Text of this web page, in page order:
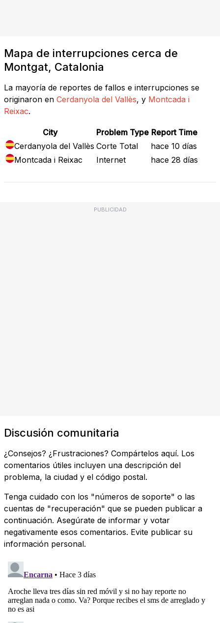
Mapa de interrupciones cerca de
Montgat, Catalonia
La mayoría de reportes de fallos e interrupciones se
originaron en Cerdanyola del Vallès, y Montcada i
Reixac.
City Problem Type Report Time
Cerdanyola del Vallès Corte Total
hace 10 días
Montcada i Reixac
Internet hace 28 días
PUBLICIDAD
Discusión comunitaria
¿Consejos? ¿Frustraciones? Compártelos aquí. Los
comentarios útiles incluyen una descripción del
problema, la ciudad y el código postal.
Tenga cuidado con los "números de soporte" o las
cuentas de "recuperación" que se pueden publicar a
continuación. Asegúrate de informar y votar
negativamente esos comentarios. Evite publicar su
información personal.